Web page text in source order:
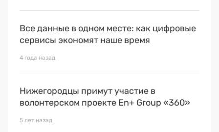
Все данные в одном месте: как цифровые
сервисы экономят наше время
4 года назад
Нижегородцы примут участие в
волонтерском проекте En+ Group «360»
5 лет назад